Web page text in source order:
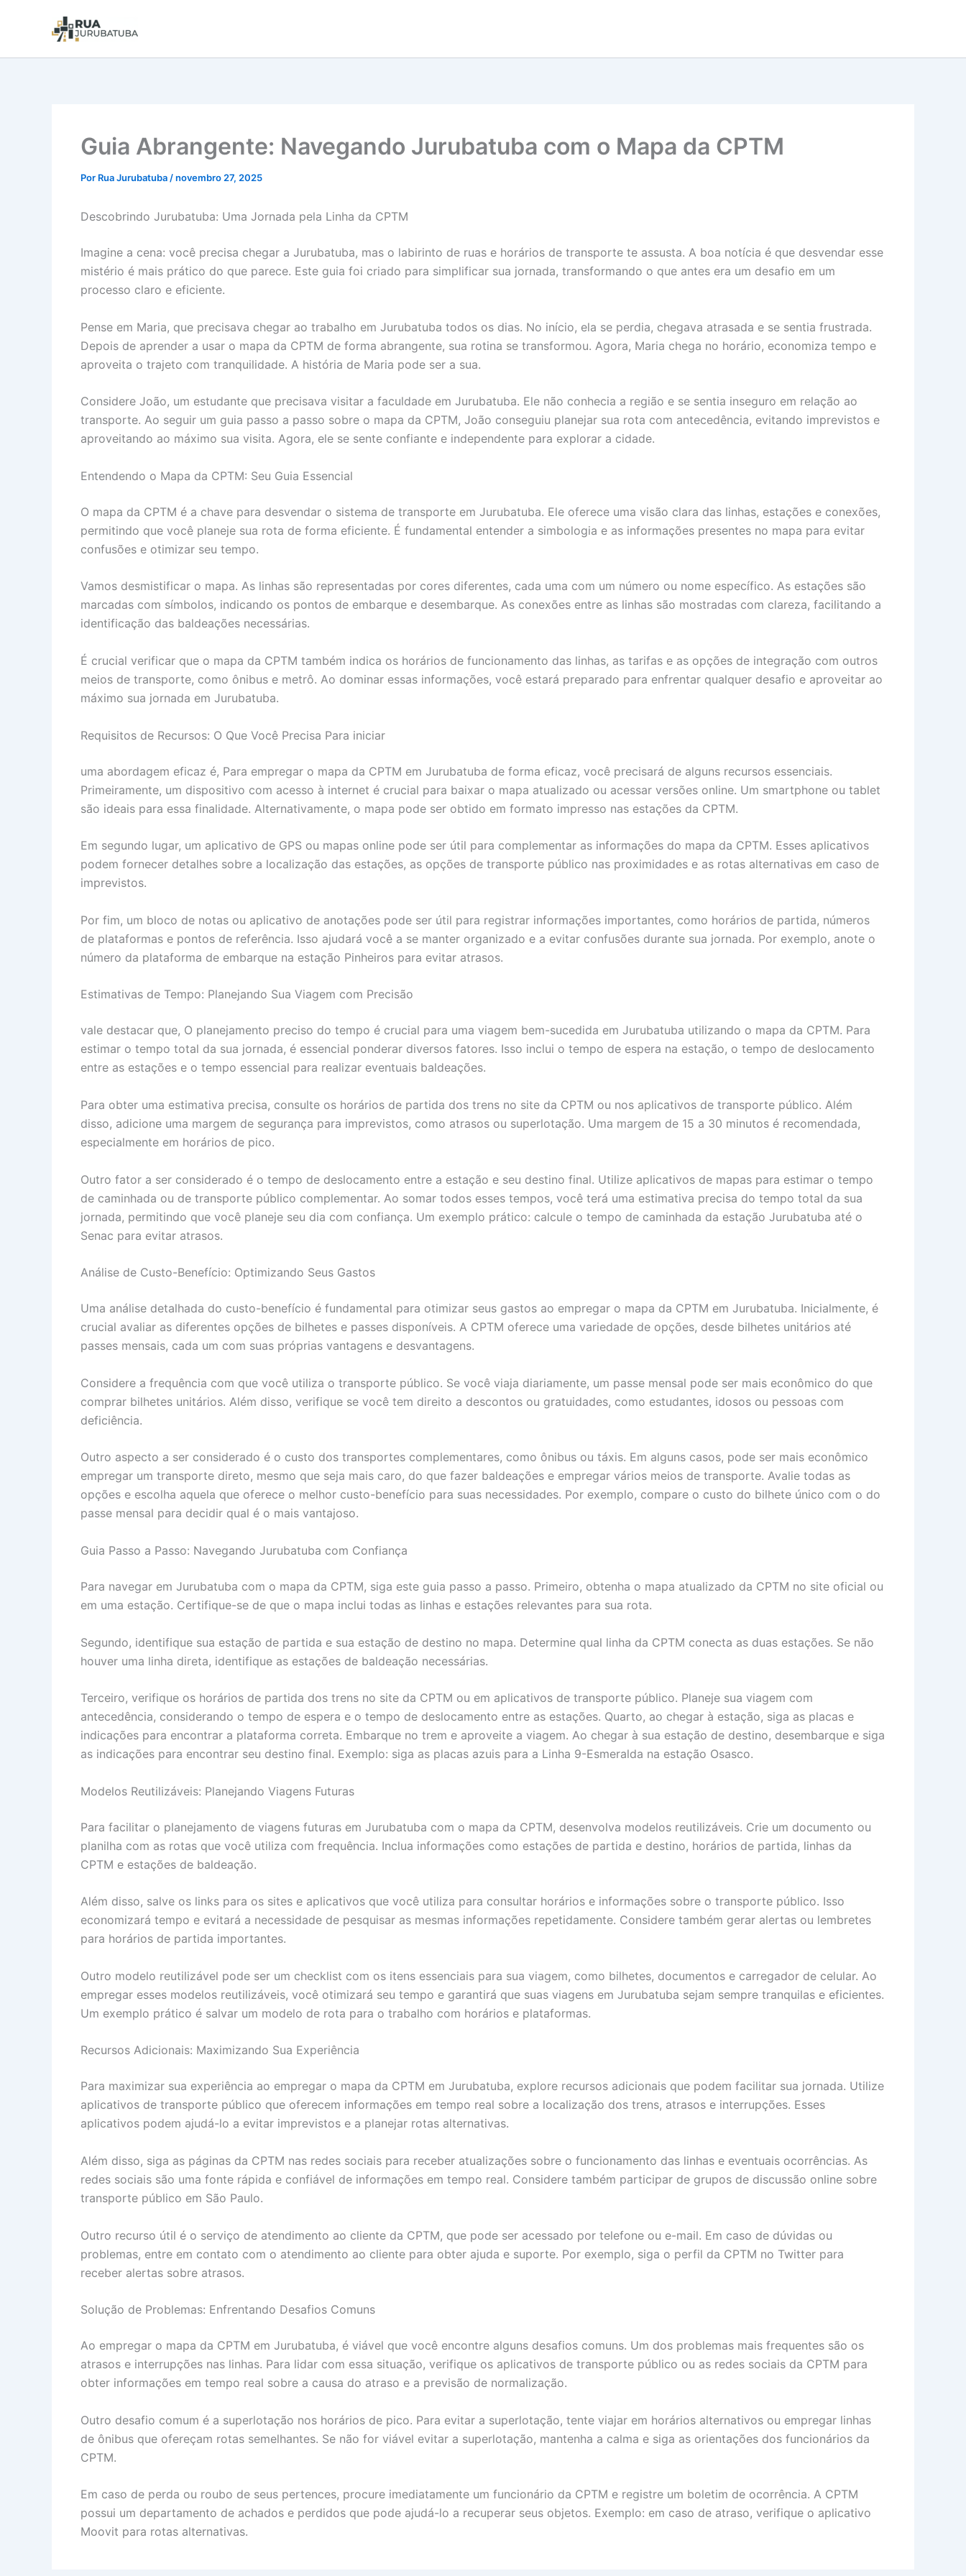
Guia Abrangente: Navegando Jurubatuba com o Mapa da CPTM
Por Rua Jurubatuba /novembro 27, 2025
Descobrindo Jurubatuba: Uma Jornada pela Linha da CPTM
Imagine a cena: você precisa chegar a Jurubatuba, mas o labirinto de ruas e horários de transporte te assusta. A boa notícia é que desvendar esse
mistério é mais prático do que parece. Este guia foi criado para simplificar sua jornada, transformando o que antes era um desafio em um
processo claro e eficiente.
Pense em Maria, que precisava chegar ao trabalho em Jurubatuba todos os dias. No início, ela se perdia, chegava atrasada e se sentia frustrada.
Depois de aprender a usar o mapa da CPTM de forma abrangente, sua rotina se transformou. Agora, Maria chega no horário, economiza tempo e
aproveita o trajeto com tranquilidade. A história de Maria pode ser a sua.
Considere João, um estudante que precisava visitar a faculdade em Jurubatuba. Ele não conhecia a região e se sentia inseguro em relação ao
transporte. Ao seguir um guia passo a passo sobre o mapa da CPTM, João conseguiu planejar sua rota com antecedência, evitando imprevistos e
aproveitando ao máximo sua visita. Agora, ele se sente confiante e independente para explorar a cidade.
Entendendo o Mapa da CPTM: Seu Guia Essencial
O mapa da CPTM é a chave para desvendar o sistema de transporte em Jurubatuba. Ele oferece uma visão clara das linhas, estações e conexões,
permitindo que você planeje sua rota de forma eficiente. É fundamental entender a simbologia e as informações presentes no mapa para evitar
confusões e otimizar seu tempo.
Vamos desmistificar o mapa. As linhas são representadas por cores diferentes, cada uma com um número ou nome específico. As estações são
marcadas com símbolos, indicando os pontos de embarque e desembarque. As conexões entre as linhas são mostradas com clareza, facilitando a
identificação das baldeações necessárias.
É crucial verificar que o mapa da CPTM também indica os horários de funcionamento das linhas, as tarifas e as opções de integração com outros
meios de transporte, como ônibus e metrô. Ao dominar essas informações, você estará preparado para enfrentar qualquer desafio e aproveitar ao
máximo sua jornada em Jurubatuba.
Requisitos de Recursos: O Que Você Precisa Para iniciar
uma abordagem eficaz é, Para empregar o mapa da CPTM em Jurubatuba de forma eficaz, você precisará de alguns recursos essenciais.
Primeiramente, um dispositivo com acesso à internet é crucial para baixar o mapa atualizado ou acessar versões online. Um smartphone ou tablet
são ideais para essa finalidade. Alternativamente, o mapa pode ser obtido em formato impresso nas estações da CPTM.
Em segundo lugar, um aplicativo de GPS ou mapas online pode ser útil para complementar as informações do mapa da CPTM. Esses aplicativos
podem fornecer detalhes sobre a localização das estações, as opções de transporte público nas proximidades e as rotas alternativas em caso de
imprevistos.
Por fim, um bloco de notas ou aplicativo de anotações pode ser útil para registrar informações importantes, como horários de partida, números
de plataformas e pontos de referência. Isso ajudará você a se manter organizado e a evitar confusões durante sua jornada. Por exemplo, anote o
número da plataforma de embarque na estação Pinheiros para evitar atrasos.
Estimativas de Tempo: Planejando Sua Viagem com Precisão
vale destacar que, O planejamento preciso do tempo é crucial para uma viagem bem-sucedida em Jurubatuba utilizando o mapa da CPTM. Para
estimar o tempo total da sua jornada, é essencial ponderar diversos fatores. Isso inclui o tempo de espera na estação, o tempo de deslocamento
entre as estações e o tempo essencial para realizar eventuais baldeações.
Para obter uma estimativa precisa, consulte os horários de partida dos trens no site da CPTM ou nos aplicativos de transporte público. Além
disso, adicione uma margem de segurança para imprevistos, como atrasos ou superlotação. Uma margem de 15 a 30 minutos é recomendada,
especialmente em horários de pico.
Outro fator a ser considerado é o tempo de deslocamento entre a estação e seu destino final. Utilize aplicativos de mapas para estimar o tempo
de caminhada ou de transporte público complementar. Ao somar todos esses tempos, você terá uma estimativa precisa do tempo total da sua
jornada, permitindo que você planeje seu dia com confiança. Um exemplo prático: calcule o tempo de caminhada da estação Jurubatuba até o
Senac para evitar atrasos.
Análise de Custo-Benefício: Optimizando Seus Gastos
Uma análise detalhada do custo-benefício é fundamental para otimizar seus gastos ao empregar o mapa da CPTM em Jurubatuba. Inicialmente, é
crucial avaliar as diferentes opções de bilhetes e passes disponíveis. A CPTM oferece uma variedade de opções, desde bilhetes unitários até
passes mensais, cada um com suas próprias vantagens e desvantagens.
Considere a frequência com que você utiliza o transporte público. Se você viaja diariamente, um passe mensal pode ser mais econômico do que
comprar bilhetes unitários. Além disso, verifique se você tem direito a descontos ou gratuidades, como estudantes, idosos ou pessoas com
deficiência.
Outro aspecto a ser considerado é o custo dos transportes complementares, como ônibus ou táxis. Em alguns casos, pode ser mais econômico
empregar um transporte direto, mesmo que seja mais caro, do que fazer baldeações e empregar vários meios de transporte. Avalie todas as
opções e escolha aquela que oferece o melhor custo-benefício para suas necessidades. Por exemplo, compare o custo do bilhete único com o do
passe mensal para decidir qual é o mais vantajoso.
Guia Passo a Passo: Navegando Jurubatuba com Confiança
Para navegar em Jurubatuba com o mapa da CPTM, siga este guia passo a passo. Primeiro, obtenha o mapa atualizado da CPTM no site oficial ou
em uma estação. Certifique-se de que o mapa inclui todas as linhas e estações relevantes para sua rota.
Segundo, identifique sua estação de partida e sua estação de destino no mapa. Determine qual linha da CPTM conecta as duas estações. Se não
houver uma linha direta, identifique as estações de baldeação necessárias.
Terceiro, verifique os horários de partida dos trens no site da CPTM ou em aplicativos de transporte público. Planeje sua viagem com
antecedência, considerando o tempo de espera e o tempo de deslocamento entre as estações. Quarto, ao chegar à estação, siga as placas e
indicações para encontrar a plataforma correta. Embarque no trem e aproveite a viagem. Ao chegar à sua estação de destino, desembarque e siga
as indicações para encontrar seu destino final. Exemplo: siga as placas azuis para a Linha 9-Esmeralda na estação Osasco.
Modelos Reutilizáveis: Planejando Viagens Futuras
Para facilitar o planejamento de viagens futuras em Jurubatuba com o mapa da CPTM, desenvolva modelos reutilizáveis. Crie um documento ou
planilha com as rotas que você utiliza com frequência. Inclua informações como estações de partida e destino, horários de partida, linhas da
CPTM e estações de baldeação.
Além disso, salve os links para os sites e aplicativos que você utiliza para consultar horários e informações sobre o transporte público. Isso
economizará tempo e evitará a necessidade de pesquisar as mesmas informações repetidamente. Considere também gerar alertas ou lembretes
para horários de partida importantes.
Outro modelo reutilizável pode ser um checklist com os itens essenciais para sua viagem, como bilhetes, documentos e carregador de celular. Ao
empregar esses modelos reutilizáveis, você otimizará seu tempo e garantirá que suas viagens em Jurubatuba sejam sempre tranquilas e eficientes.
Um exemplo prático é salvar um modelo de rota para o trabalho com horários e plataformas.
Recursos Adicionais: Maximizando Sua Experiência
Para maximizar sua experiência ao empregar o mapa da CPTM em Jurubatuba, explore recursos adicionais que podem facilitar sua jornada. Utilize
aplicativos de transporte público que oferecem informações em tempo real sobre a localização dos trens, atrasos e interrupções. Esses
aplicativos podem ajudá-lo a evitar imprevistos e a planejar rotas alternativas.
Além disso, siga as páginas da CPTM nas redes sociais para receber atualizações sobre o funcionamento das linhas e eventuais ocorrências. As
redes sociais são uma fonte rápida e confiável de informações em tempo real. Considere também participar de grupos de discussão online sobre
transporte público em São Paulo.
Outro recurso útil é o serviço de atendimento ao cliente da CPTM, que pode ser acessado por telefone ou e-mail. Em caso de dúvidas ou
problemas, entre em contato com o atendimento ao cliente para obter ajuda e suporte. Por exemplo, siga o perfil da CPTM no Twitter para
receber alertas sobre atrasos.
Solução de Problemas: Enfrentando Desafios Comuns
Ao empregar o mapa da CPTM em Jurubatuba, é viável que você encontre alguns desafios comuns. Um dos problemas mais frequentes são os
atrasos e interrupções nas linhas. Para lidar com essa situação, verifique os aplicativos de transporte público ou as redes sociais da CPTM para
obter informações em tempo real sobre a causa do atraso e a previsão de normalização.
Outro desafio comum é a superlotação nos horários de pico. Para evitar a superlotação, tente viajar em horários alternativos ou empregar linhas
de ônibus que ofereçam rotas semelhantes. Se não for viável evitar a superlotação, mantenha a calma e siga as orientações dos funcionários da
CPTM.
Em caso de perda ou roubo de seus pertences, procure imediatamente um funcionário da CPTM e registre um boletim de ocorrência. A CPTM
possui um departamento de achados e perdidos que pode ajudá-lo a recuperar seus objetos. Exemplo: em caso de atraso, verifique o aplicativo
Moovit para rotas alternativas.